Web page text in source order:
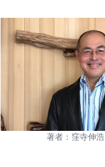
著者：窪寺伸浩